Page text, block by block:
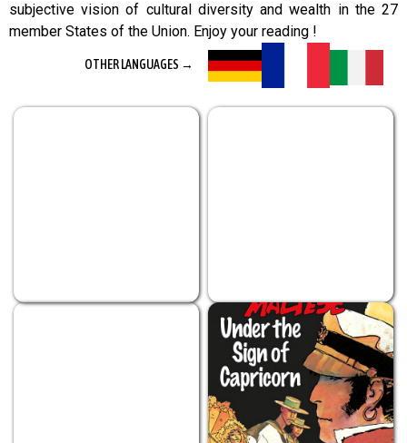
subjective vision of cultural diversity and wealth in the 27
member States of the Union. Enjoy your reading !
OTHER LANGUAGES →